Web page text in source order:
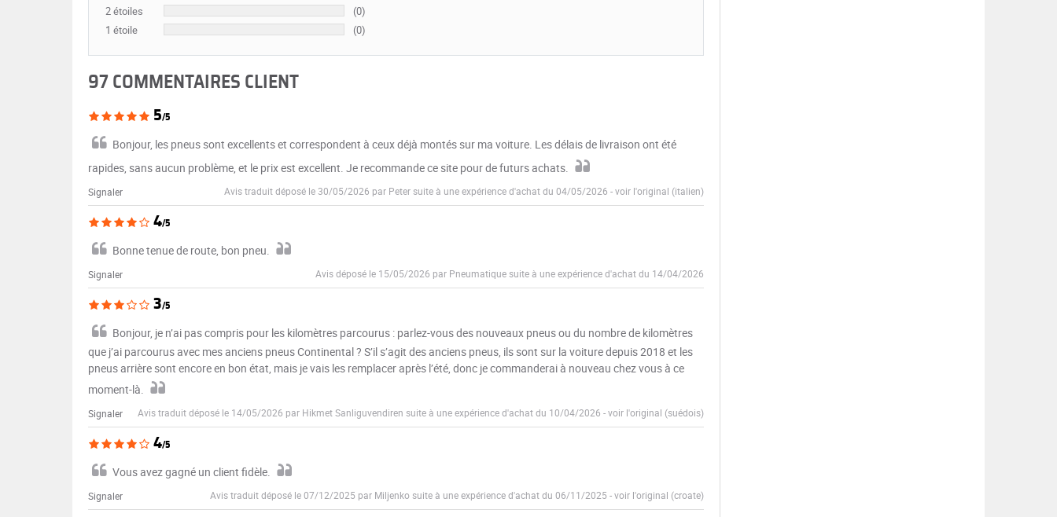
2 étoiles
(0)
1 étoile
(0)
97 COMMENTAIRES CLIENT
5/5
Bonjour, les pneus sont excellents et correspondent à ceux déjà montés sur ma voiture. Les délais de livraison ont été
rapides, sans aucun problème, et le prix est excellent. Je recommande ce site pour de futurs achats.
Signaler Avis traduit déposé le 30/05/2026 par Peter suite à une expérience d'achat du 04/05/2026 -voir l'original (italien)
4/5
Bonne tenue de route, bon pneu.
Signaler Avis déposé le 15/05/2026 par Pneumatique suite à une expérience d'achat du 14/04/2026
3/5
Bonjour, je n’ai pas compris pour les kilomètres parcourus : parlez-vous des nouveaux pneus ou du nombre de kilomètres
que j’ai parcourus avec mes anciens pneus Continental ? S’il s’agit des anciens pneus, ils sont sur la voiture depuis 2018 et les
pneus arrière sont encore en bon état, mais je vais les remplacer après l’été, donc je commanderai à nouveau chez vous à ce
moment-là.
Signaler Avis traduit déposé le 14/05/2026 par Hikmet Sanliguvendiren suite à une expérience d'achat du 10/04/2026 -voir l'original (suédois)
4/5
Vous avez gagné un client fidèle.
Signaler Avis traduit déposé le 07/12/2025 par Miljenko suite à une expérience d'achat du 06/11/2025 -voir l'original (croate)